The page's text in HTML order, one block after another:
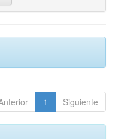
1 Siguiente